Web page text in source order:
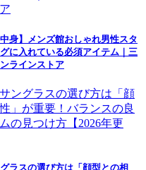
中身】メンズ館おしゃれ男性スタ
に入れている必須アイテム｜三
ラインストア
ラスの選び方は「顔型との相